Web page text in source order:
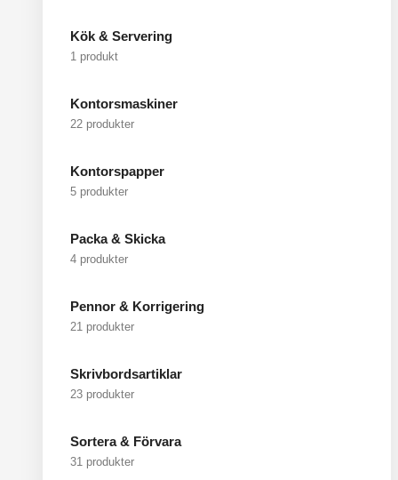
Kök & Servering
1 produkt
Kontorsmaskiner
22 produkter
Kontorspapper
5 produkter
Packa & Skicka
4 produkter
Pennor & Korrigering
21 produkter
Skrivbordsartiklar
23 produkter
Sortera & Förvara
31 produkter